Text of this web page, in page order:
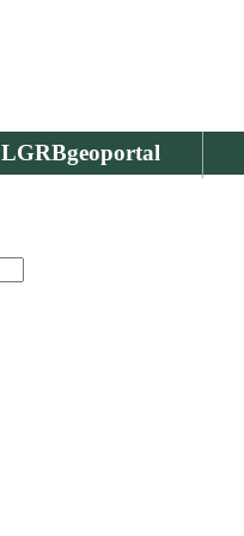
LGRBgeoportal